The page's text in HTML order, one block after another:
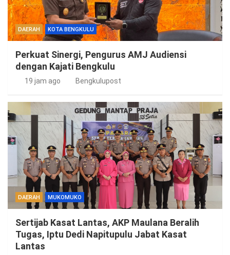
DAERAH KOTA BENGKULU
Perkuat Sinergi, Pengurus AMJ Audiensi
dengan Kajati Bengkulu
19 jam ago Bengkulupost
DAERAH MUKOMUKO
Sertijab Kasat Lantas, AKP Maulana Beralih
Tugas, Iptu Dedi Napitupulu Jabat Kasat
Lantas